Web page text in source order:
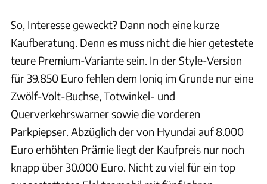
So, Interesse geweckt? Dann noch eine kurze
Kaufberatung. Denn es muss nicht die hier getestete
teure Premium-Variante sein. In der Style-Version
für 39.850 Euro fehlen dem Ioniq im Grunde nur eine
Zwölf-Volt-Buchse, Totwinkel- und
Querverkehrswarner sowie die vorderen
Parkpiepser. Abzüglich der von Hyundai auf 8.000
Euro erhöhten Prämie liegt der Kaufpreis nur noch
knapp über 30.000 Euro. Nicht zu viel für ein top